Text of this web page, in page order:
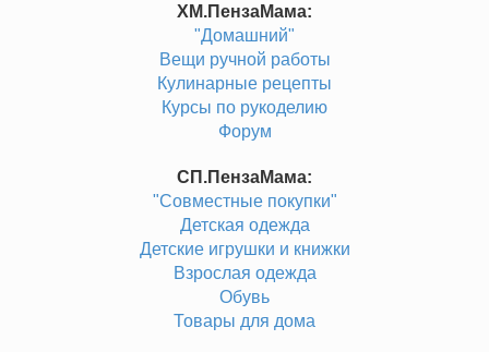
ХМ.ПензаМама:
"Домашний"
Вещи ручной работы
Кулинарные рецепты
Курсы по рукоделию
Форум
СП.ПензаМама:
"Совместные покупки"
Детская одежда
Детские игрушки и книжки
Взрослая одежда
Обувь
Товары для дома